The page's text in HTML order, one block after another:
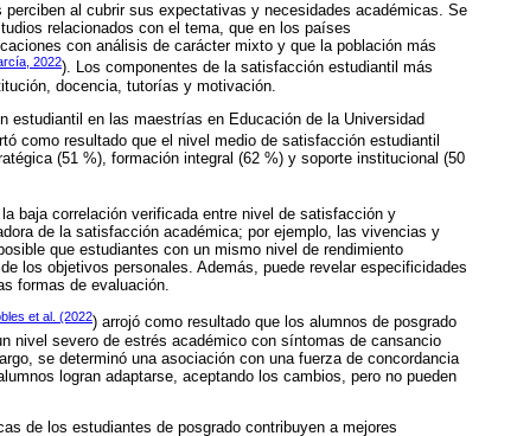
al cubrir sus expectativas y necesidades académicas. Se
relacionados con el tema, que en los países
con análisis de carácter mixto y que la población más
2022). Los componentes de la satisfacción estudiantil más
docencia, tutorías y motivación.
en las maestrías en Educación de la Universidad
como resultado que el nivel medio de satisfacción estudiantil
(51 %), formación integral (62 %) y soporte institucional (50
baja correlación verificada entre nivel de satisfacción y
de la satisfacción académica; por ejemplo, las vivencias y
que estudiantes con un mismo nivel de rendimiento
los objetivos personales. Además, puede revelar especificidades
formas de evaluación.
et al. (2022) arrojó como resultado que los alumnos de posgrado
nivel severo de estrés académico con síntomas de cansancio
se determinó una asociación con una fuerza de concordancia
logran adaptarse, aceptando los cambios, pero no pueden
de los estudiantes de posgrado contribuyen a mejores